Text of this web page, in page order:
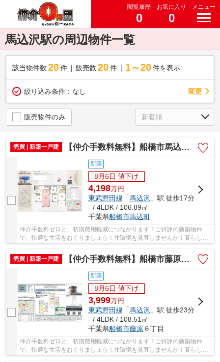
閲覧履歴
0
お気に入り
0
メニュー
馬込沢駅の周辺物件一覧
該当物件数 20件 販売数 20 件 1～20 件を表示
絞り込み条件： なし 変更
販売物件のみ
売買 | 新築一戸建 【仲介手数料無料】船橋市馬込町 新築戸建て
新築
8月6日 値下げ
4,198万円
東武野田線 「馬込沢 」駅 徒歩17分
- / 4LDK / 106.89㎡
千葉県船橋市馬込町
仲介手数料ゼロと、初期費用軽減につながります！ご好評の新築物件
で、快適な生活をおくりましょう！住環境を見直しませんか！暮らしの
売買 | 新築一戸建
【仲介手数料無料】船橋市藤原 新築戸建て
新築
8月6日 値下げ
3,999万円
東武野田線 「馬込沢 」駅 徒歩23分
- / 4LDK / 108.51㎡
千葉県船橋市藤原６丁目
仲介手数料ゼロと、初期費用軽減につながります！ご好評の新築物件
で、快適な生活をおくりましょう！住環境を見直しませんか！暮らしの